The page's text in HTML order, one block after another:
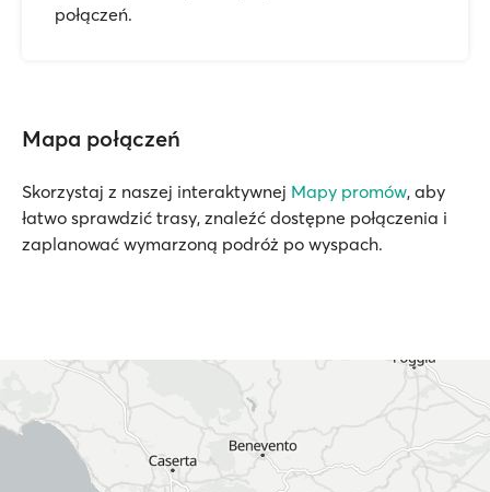
połączeń.
Mapa połączeń
Skorzystaj z naszej interaktywnej Mapy promów, aby
łatwo sprawdzić trasy, znaleźć dostępne połączenia i
zaplanować wymarzoną podróż po wyspach.